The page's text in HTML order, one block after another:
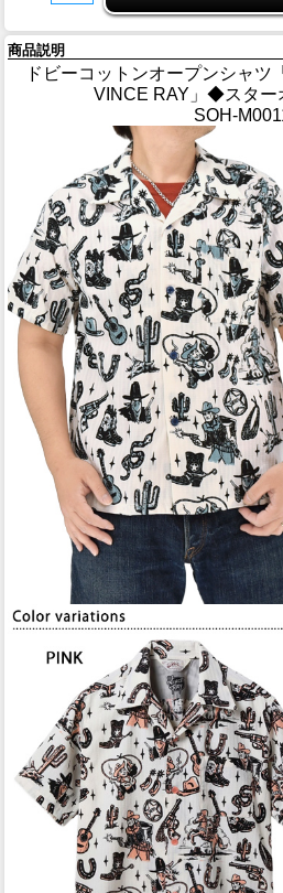
商品説明
ドビーコットンオープンシャ
VINCE RAY」◆スター
SOH-